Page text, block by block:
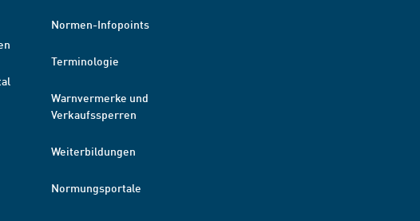
Normen-Infopoints
Terminologie
Warnvermerke und
Verkaufssperren
Weiterbildungen
Normungsportale